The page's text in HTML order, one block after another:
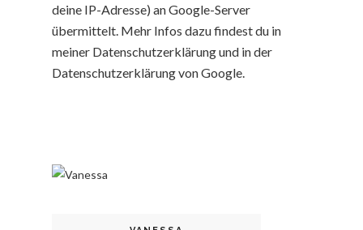
deine IP-Adresse) an Google-Server
übermittelt. Mehr Infos dazu findest du in
meiner Datenschutzerklärung und in der
Datenschutzerklärung von Google.